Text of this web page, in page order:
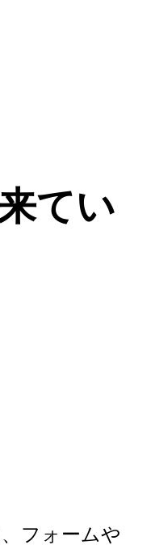
てい
フォームや